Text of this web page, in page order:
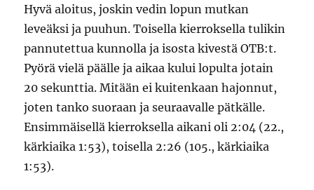
Hyvä aloitus, joskin vedin lopun mutkan
leveäksi ja puuhun. Toisella kierroksella tulikin
pannutettua kunnolla ja isosta kivestä OTB:t.
Pyörä vielä päälle ja aikaa kului lopulta jotain
20 sekunttia. Mitään ei kuitenkaan hajonnut,
joten tanko suoraan ja seuraavalle pätkälle.
Ensimmäisellä kierroksella aikani oli 2:04 (22.,
kärkiaika 1:53), toisella 2:26 (105., kärkiaika
1:53).